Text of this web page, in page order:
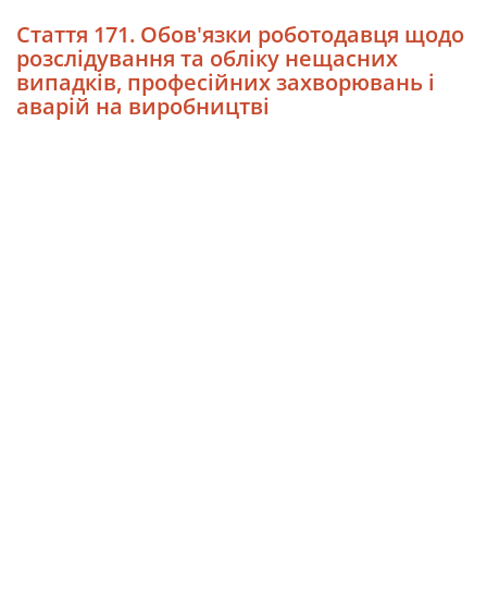
Стаття 171. Обов'язки роботодавця щодо
розслідування та обліку нещасних
випадків, професійних захворювань і
аварій на виробництві